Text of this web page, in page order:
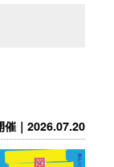
催｜2026.07.20